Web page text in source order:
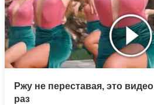
Ржу не переставая, это
раз